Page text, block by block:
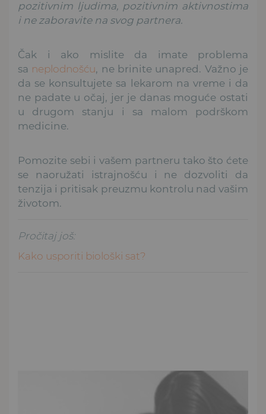
pozitivnim ljudima, pozitivnim aktivnostima
i ne zaboravite na svog partnera.
Čak i ako mislite da imate problema
sa neplodnošću, ne brinite unapred. Važno je
da se konsultujete sa lekarom na vreme i da
ne padate u očaj, jer je danas moguće ostati
u drugom stanju i sa malom podrškom
medicine.
Pomozite sebi i vašem partneru tako što ćete
se naoružati istrajnošću i ne dozvoliti da
tenzija i pritisak preuzmu kontrolu nad vašim
životom.
Pročitaj još:
Kako usporiti biološki sat?